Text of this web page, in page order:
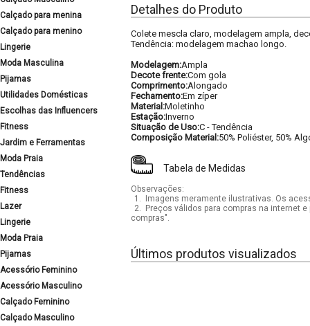
Calçado para menina
Calçado para menino
Lingerie
Moda Masculina
Pijamas
Utilidades Domésticas
Escolhas das Influencers
Fitness
Jardim e Ferramentas
Moda Praia
Tendências
Fitness
Lazer
Lingerie
Moda Praia
Pijamas
Acessório Feminino
Acessório Masculino
Calçado Feminino
Calçado Masculino
Detalhes do Produto
Colete mescla claro, modelagem ampla,
Tendência: modelagem machao longo.
Modelagem:Ampla
Decote frente:Com gola
Comprimento:Alongado
Fechamento:Em zíper
Material:Moletinho
Estação:Inverno
Situação de Uso:C - Tendência
Composição Material:50% Poliéster, 50%
Tabela de Medidas
Observações:
1.
Imagens meramente ilustrativas. Os
2.
Preços válidos para compras na internet
compras".
Últimos produtos visualizados